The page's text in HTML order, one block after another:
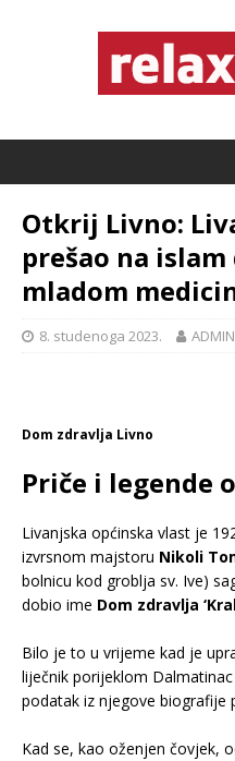
Otkrij Livno:
prešao na
mladom
8. studenoga 2023. ADMIN
Dom zdravlja Livno
Priče i legende
Livanjska općinska vlast je
izvrsnom majstoru Nikoli
bolnicu kod groblja sv. Ive)
dobio ime Dom zdravlja
Bilo je to u vrijeme kad je
liječnik porijeklom Dalmatinac
podatak iz njegove biografije
Kad se, kao oženjen čovjek,